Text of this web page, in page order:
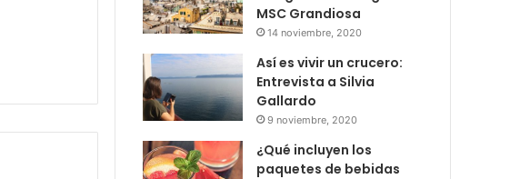
MSC Grandiosa
14 noviembre, 2020
Así es vivir un crucero:
Entrevista a Silvia
Gallardo
9 noviembre, 2020
¿Qué incluyen los
paquetes de bebidas